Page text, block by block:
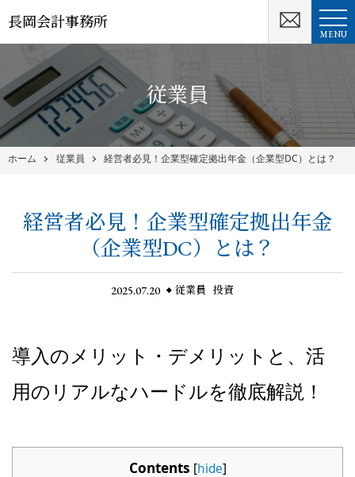
長岡会計事務所
MENU
従業員
ホーム 従業員 経営者必見！企業型確定拠出年金（企業型DC）とは？
経営者必見！企業型確定拠出年金
（企業型DC）とは？
2025.07.20 従業員 投資
導入のメリット・デメリットと、活
用のリアルなハードルを徹底解説！
Contents [hide]